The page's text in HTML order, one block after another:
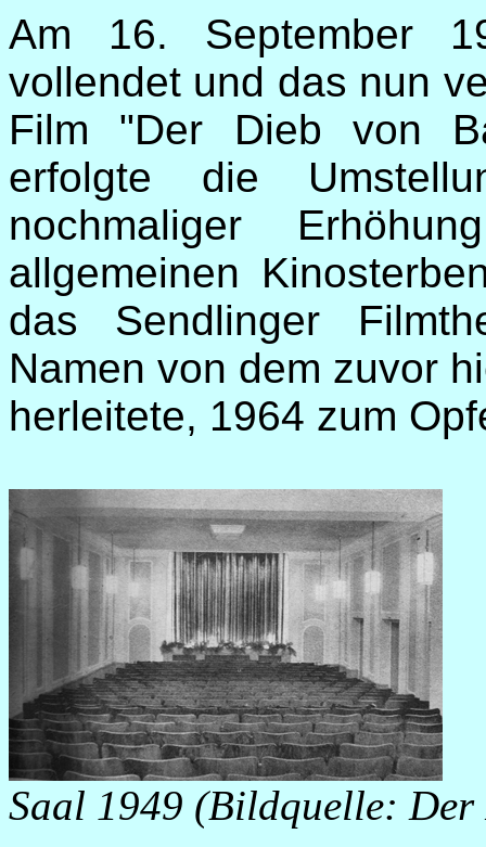
Am 16. September
vollendet und das nun
Film "Der Dieb von
erfolgte die
nochmaliger
allgemeinen
das Sendlinger
Namen von dem zuvor
herleitete, 1964 zum
Saal 1949 (Bildquelle: